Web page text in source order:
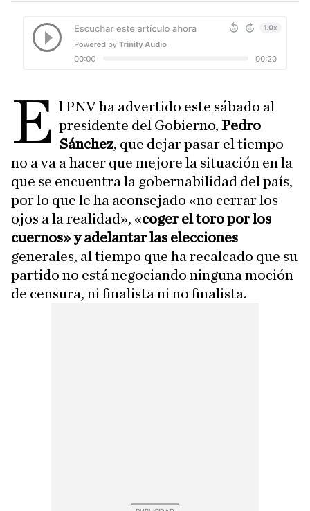
E l PNV ha advertido este sábado al
presidente del Gobierno,Pedro
Sánchez, que dejar pasar el tiempo
no a va a hacer que mejore la situación en la
que se encuentra la gobernabilidad del país,
por lo que le ha aconsejado «no cerrar los
ojos a la realidad», «coger el toro por los
cuernos» y adelantar las elecciones
generales, al tiempo que ha recalcado que su
partido no está negociando ninguna moción
de censura, ni finalista ni no finalista.